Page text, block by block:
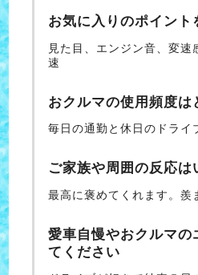
お気に入りのポイント
見た目、エンジン音、変速
速
おクルマの使用頻度は
毎日の通勤と休日のドライ
ご家族や周囲の反応は
最高に褒めてくれます。羨
愛車自慢やおクルマの
てください